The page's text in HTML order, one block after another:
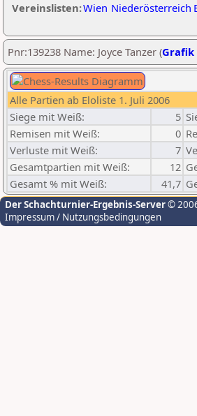
Vereinslisten:Wien Niederösterreich
Pnr:139238 Name: Joyce Tanzer (Grafik
Alle Partien ab Eloliste 1. Juli 2006
Siege mit Weiß:
5
Remisen mit Weiß:
0
Verluste mit Weiß:
7
Gesamtpartien mit Weiß:
12
Gesamt % mit Weiß:
41,7
Der Schachturnier-Ergebnis-Server©
Impressum / Nutzungsbedingungen